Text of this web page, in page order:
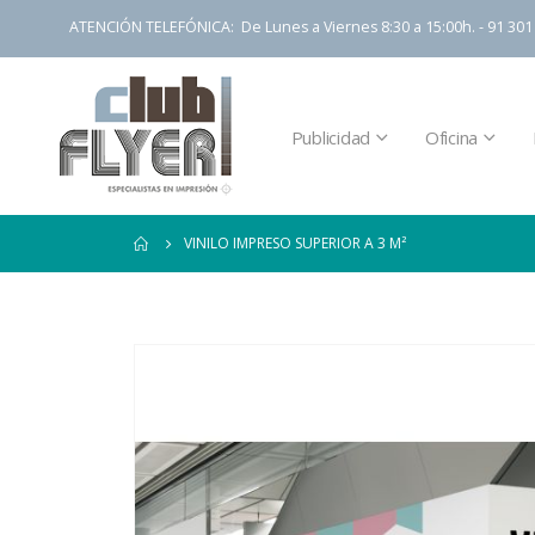
ATENCIÓN TELEFÓNICA: De Lunes a Viernes 8:30 a 15:00h. - 91
Publicidad Oficina
VINILO IMPRESO SUPERIOR A 3 M²
de
galería
de